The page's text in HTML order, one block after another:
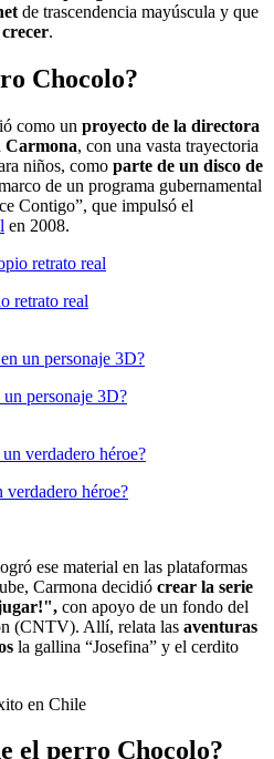
de trascendencia mayúscula y que
.
Chocolo?
como un proyecto de la directora
Carmona, con una vasta trayectoria
niños, como parte de un disco de
de un programa gubernamental
Contigo”, que impulsó el
en 2008.
retrato real
personaje 3D?
verdadero héroe?
ese material en las plataformas
Carmona decidió crear la serie
con apoyo de un fondo del
(CNTV). Allí, relata las aventuras
la gallina “Josefina” y el cerdito
en Chile
el perro Chocolo?